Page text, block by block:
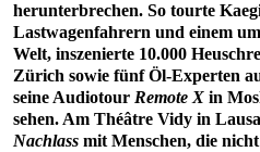
herunterbrechen. So tourte
Lastwagenfahrern und einem
Welt, inszenierte 10.000
Zürich sowie fünf Öl-Experten
seine Audiotour Remote X in
sehen. Am Théâtre Vidy in
Nachlass mit Menschen, die